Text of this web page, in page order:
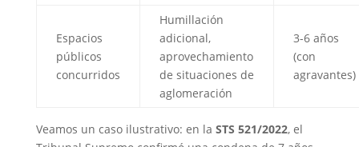
Espacios
públicos
concurridos
Humillación
adicional,
aprovechamiento
de situaciones de
aglomeración
3-6 años
(con
agravantes)
Veamos un caso ilustrativo: en la STS 521/2022, el